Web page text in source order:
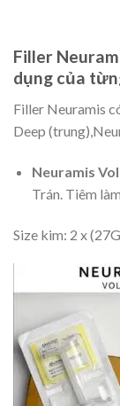
Filler
dụng của
Filler Neuramis
Deep
Neuramis
Trán. Tiêm
Size kim: 2 x